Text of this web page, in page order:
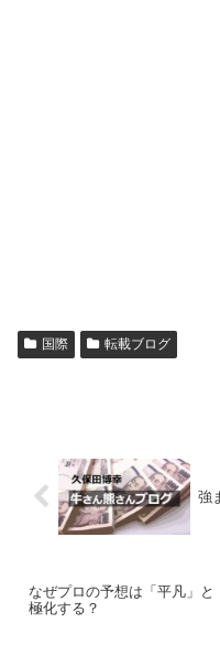
国際 転載ブログ
強
なぜプロの予想は「平凡」と
極化する？